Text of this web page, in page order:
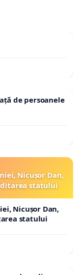
de persoanele
Nicușor Dan,
statului
Nicușor Dan,
statului